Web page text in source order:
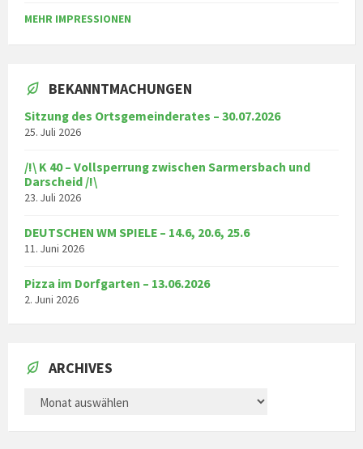
MEHR IMPRESSIONEN
BEKANNTMACHUNGEN
Sitzung des Ortsgemeinderates – 30.07.2026
25. Juli 2026
/!\ K 40 – Vollsperrung zwischen Sarmersbach und
Darscheid /!\
23. Juli 2026
DEUTSCHEN WM SPIELE – 14.6, 20.6, 25.6
11. Juni 2026
Pizza im Dorfgarten – 13.06.2026
2. Juni 2026
ARCHIVES
ARCHIVES